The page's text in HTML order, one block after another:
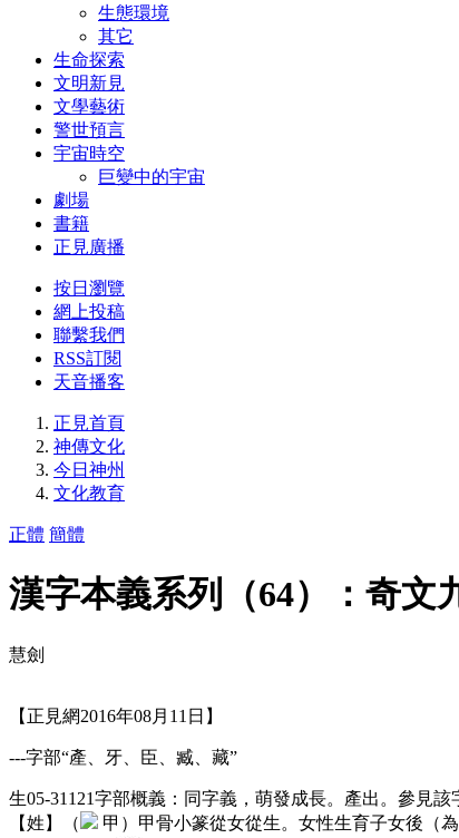
生態環境
其它
生命探索
文明新見
文學藝術
警世預言
宇宙時空
巨變中的宇宙
劇場
書籍
正見廣播
按日瀏覽
網上投稿
聯繫我們
RSS訂閱
天音播客
正見首頁
神傳文化
今日神州
文化教育
正體 簡體
漢字本義系列（64）：奇文
慧劍
【正見網2016年08月11日】
---字部“產、牙、臣、臧、藏”
生05-31121字部概義：同字義，萌發成長。產出。參見該
【姓】（
甲）甲骨小篆從女從生。女性生育子女後（